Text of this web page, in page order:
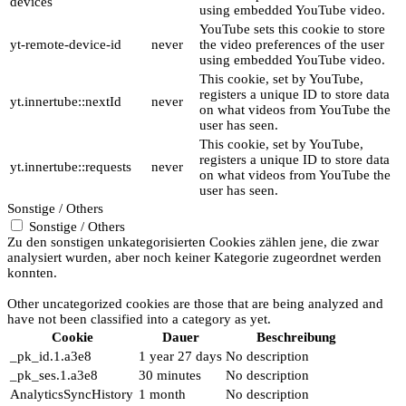
using embedded YouTube video.
yt-remote-device-id never
YouTube sets this cookie to store
the video preferences of the user
using embedded YouTube video.
yt.innertube::nextId never
This cookie, set by YouTube,
registers a unique ID to store data
on what videos from YouTube the
user has seen.
yt.innertube::requests never
This cookie, set by YouTube,
registers a unique ID to store data
on what videos from YouTube the
user has seen.
Sonstige / Others
Sonstige / Others
Zu den sonstigen unkategorisierten Cookies zählen jene, die zwar
analysiert wurden, aber noch keiner Kategorie zugeordnet werden
konnten.
Other uncategorized cookies are those that are being analyzed and
have not been classified into a category as yet.
Cookie
Dauer
Beschreibung
_pk_id.1.a3e8
1 year 27 days No description
_pk_ses.1.a3e8
30 minutes
No description
AnalyticsSyncHistory 1 month No description